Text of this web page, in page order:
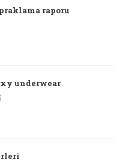
raporu
underwear